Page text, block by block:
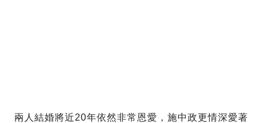
兩人結婚將近20年依然非常恩愛，施中政更情深愛著